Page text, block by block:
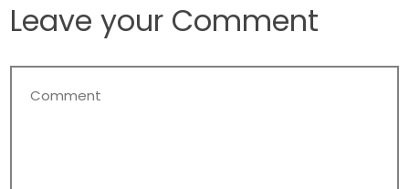
Leave your Comment